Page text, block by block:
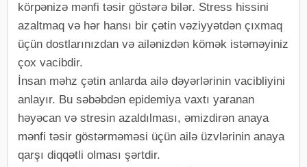
körpənizə mənfi təsir göstərə bilər. Stress hissini
azaltmaq və hər hansı bir çətin vəziyyətdən çıxmaq
üçün dostlarınızdan və ailənizdən kömək istəməyiniz
çox vacibdir.
İnsan məhz çətin anlarda ailə dəyərlərinin vacibliyini
anlayır. Bu səbəbdən epidemiya vaxtı yaranan
həyəcan və stresin azaldılması, əmizdirən anaya
mənfi təsir göstərməməsi üçün ailə üzvlərinin anaya
qarşı diqqətli olması şərtdir.